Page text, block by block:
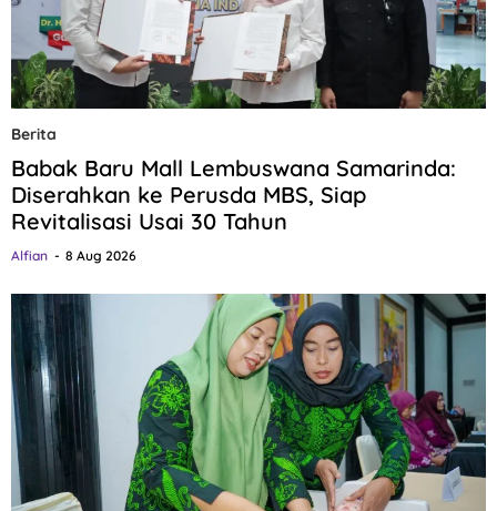
Berita
Babak Baru Mall Lembuswana Samarinda:
Diserahkan ke Perusda MBS, Siap
Revitalisasi Usai 30 Tahun
Alfian 8 Aug 2026